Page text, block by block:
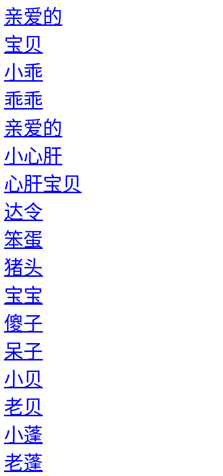
亲爱的
宝贝
小乖
乖乖
亲爱的
小心肝
心肝宝贝
达令
笨蛋
猪头
宝宝
傻子
呆子
小贝
老贝
小蓬
老蓬